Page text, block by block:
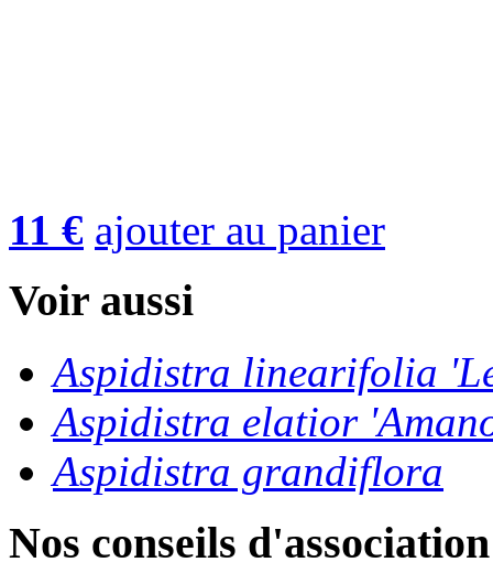
11 € ajouter au panier
Voir aussi
Aspidistra linearifolia
Aspidistra elatior
Aspidistra grandiflora
Nos conseils d'association